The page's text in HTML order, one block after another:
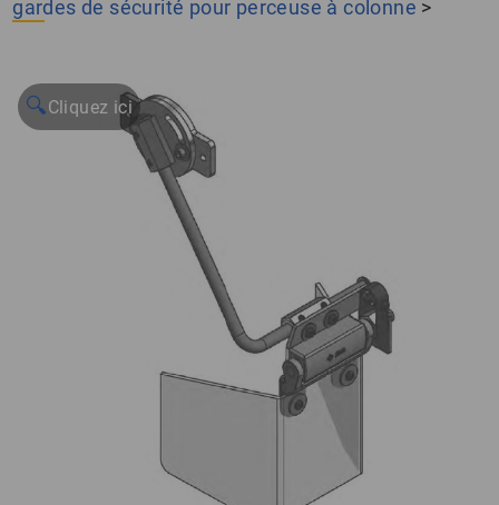
gardes de sécurité pour perceuse à colonne >
🔍